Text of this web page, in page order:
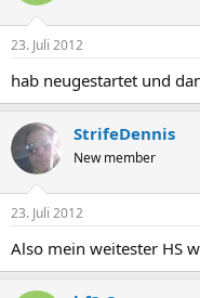
23. Juli 2012
hab neugestartet und
StrifeDennis
New member
23. Juli 2012
Also mein weitester HS